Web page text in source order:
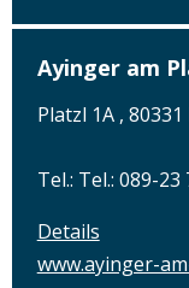
Ayinger am
Platzl 1A ,
Tel.: Tel.: 089-23
Details
www.ayinger-